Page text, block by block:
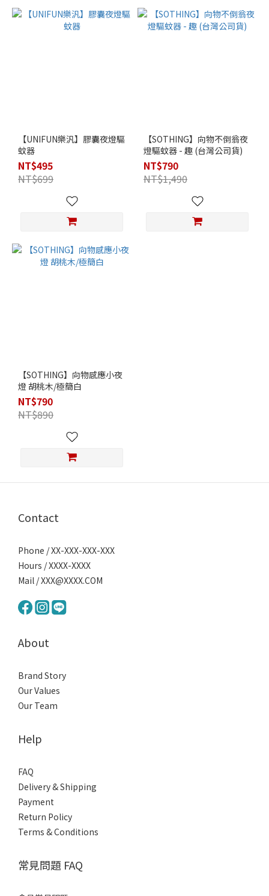
【UNIFUN樂汎】膠囊夜燈驅
蚊器
NT$495
NT$699
【SOTHING】向物不倒翁夜
燈驅蚊器 - 趣 (台灣公司貨)
NT$790
NT$1,490
【SOTHING】向物感應小夜
燈 胡桃木/極簡白
NT$790
NT$890
Contact
Phone / XX-XXX-XXX-XXX
Hours / XXXX-XXXX
Mail / XXX@XXXX.COM
About
Brand Story
Our Values
Our Team
Help
FAQ
Delivery & Shipping
Payment
Return Policy
Terms & Conditions
常見問題 FAQ